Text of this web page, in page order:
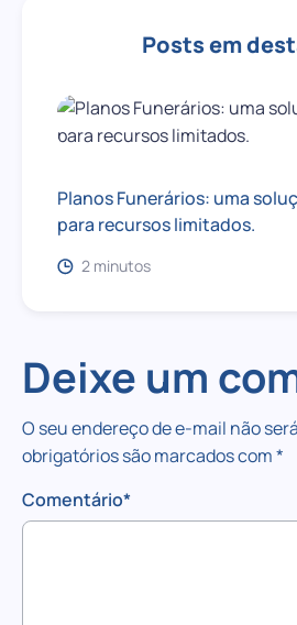
Posts em
Planos Funerários: uma
para recursos limitados.
2 minutos
Deixe um
O seu endereço de e-mail não
obrigatórios são marcados com*
Comentário*